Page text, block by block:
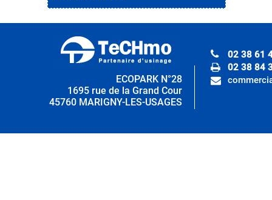
ECOPARK N°28
1695 rue de la Grand Cour
45760 MARIGNY-LES-USAGES
02 38 61
02 38 84